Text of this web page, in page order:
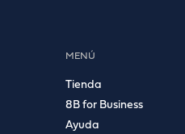
MENÚ
Tienda
8B for Business
Ayuda